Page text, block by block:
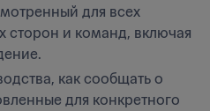
для всех
сторон и команд, включая
как сообщать о
для конкретного